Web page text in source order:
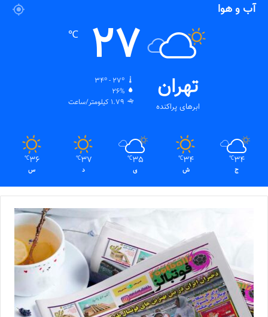
آب و هوا
تهران
ابرهای پراکنده
27
℃
34º - 27º
26%
1.79 کیلومتر/ساعت
34
℃
ج
34
℃
ش
35
℃
ی
37
℃
د
36
℃
س